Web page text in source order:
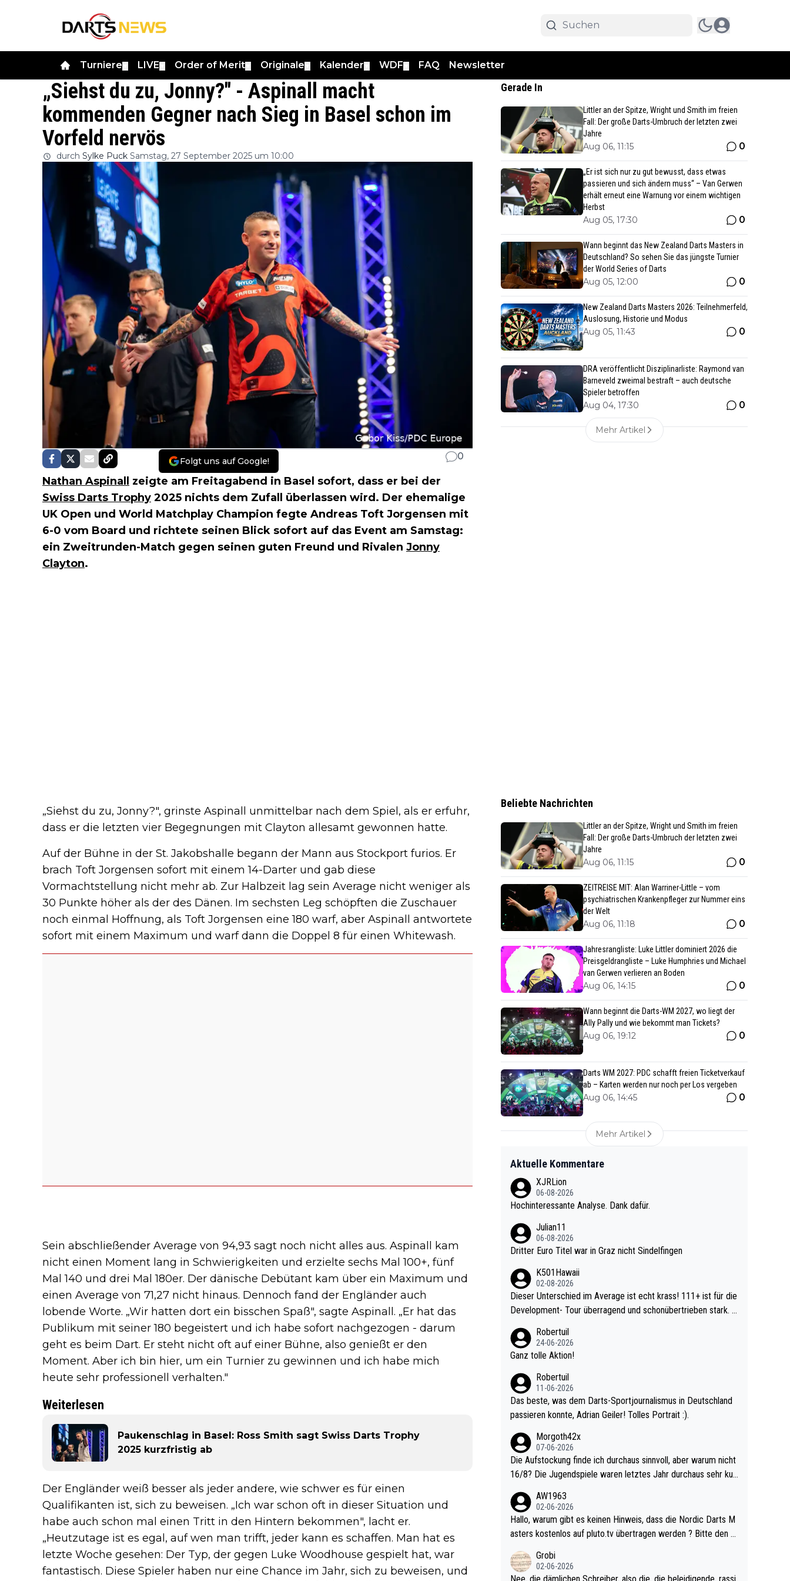
Turniere LIVE Order of Merit Originale Kalender WDF FAQ Newsletter
„Siehst du zu, Jonny?" - Aspinall macht
kommenden Gegner nach Sieg in Basel schon im
Vorfeld nervös
durch Sylke Puck Samstag, 27 September 2025 um 10:00
Folgt uns auf Google! 0
Nathan Aspinall
zeigte am Freitagabend in Basel sofort, dass er bei der
Swiss Darts Trophy 2025 nichts dem Zufall überlassen wird. Der ehemalige
UK Open und World Matchplay Champion fegte Andreas Toft Jorgensen mit
6-0 vom Board und richtete seinen Blick sofort auf das Event am Samstag:
ein Zweitrunden-Match gegen seinen guten Freund und Rivalen Jonny
Clayton.
„Siehst du zu, Jonny?", grinste Aspinall unmittelbar nach dem Spiel, als er erfuhr,
dass er die letzten vier Begegnungen mit Clayton allesamt gewonnen hatte.
Auf der Bühne in der St. Jakobshalle begann der Mann aus Stockport furios. Er
brach Toft Jorgensen sofort mit einem 14-Darter und gab diese
Vormachtstellung nicht mehr ab. Zur Halbzeit lag sein Average nicht weniger als
30 Punkte höher als der des Dänen. Im sechsten Leg schöpften die Zuschauer
noch einmal Hoffnung, als Toft Jorgensen eine 180 warf, aber Aspinall antwortete
sofort mit einem Maximum und warf dann die Doppel 8 für einen Whitewash.
Sein abschließender Average von 94,93 sagt noch nicht alles aus. Aspinall kam
nicht einen Moment lang in Schwierigkeiten und erzielte sechs Mal 100+, fünf
Mal 140 und drei Mal 180er. Der dänische Debütant kam über ein Maximum und
einen Average von 71,27 nicht hinaus. Dennoch fand der Engländer auch
lobende Worte. „Wir hatten dort ein bisschen Spaß", sagte Aspinall. „Er hat das
Publikum mit seiner 180 begeistert und ich habe sofort nachgezogen - darum
geht es beim Dart. Er steht nicht oft auf einer Bühne, also genießt er den
Moment. Aber ich bin hier, um ein Turnier zu gewinnen und ich habe mich
heute sehr professionell verhalten."
Weiterlesen
Paukenschlag in Basel: Ross Smith sagt Swiss Darts Trophy
2025 kurzfristig ab
Der Engländer weiß besser als jeder andere, wie schwer es für einen
Qualifikanten ist, sich zu beweisen. „Ich war schon oft in dieser Situation und
habe auch schon mal einen Tritt in den Hintern bekommen", lacht er.
„Heutzutage ist es egal, auf wen man trifft, jeder kann es schaffen. Man hat es
letzte Woche gesehen: Der Typ, der gegen Luke Woodhouse gespielt hat, war
fantastisch. Diese Spieler haben nur eine Chance im Jahr, sich zu beweisen, und
Gerade In
Littler an der Spitze, Wright und Smith im freien
Fall: Der große Darts-Umbruch der letzten zwei
Jahre
Aug 06, 11:15 0
„Er ist sich nur zu gut bewusst, dass etwas
passieren und sich ändern muss“ – Van Gerwen
erhält erneut eine Warnung vor einem wichtigen
Herbst
Aug 05, 17:30 0
Wann beginnt das New Zealand Darts Masters in
Deutschland? So sehen Sie das jüngste Turnier
der World Series of Darts
Aug 05, 12:00 0
New Zealand Darts Masters 2026: Teilnehmerfeld,
Auslosung, Historie und Modus
Aug 05, 11:43 0
DRA veröffentlicht Disziplinarliste: Raymond van
Barneveld zweimal bestraft – auch deutsche
Spieler betroffen
Aug 04, 17:30 0
Mehr Artikel
Beliebte Nachrichten
Littler an der Spitze, Wright und Smith im freien
Fall: Der große Darts-Umbruch der letzten zwei
Jahre
Aug 06, 11:15 0
ZEITREISE MIT: Alan Warriner-Little – vom
psychiatrischen Krankenpfleger zur Nummer eins
der Welt
Aug 06, 11:18 0
Jahresrangliste: Luke Littler dominiert 2026 die
Preisgeldrangliste – Luke Humphries und Michael
van Gerwen verlieren an Boden
Aug 06, 14:15 0
Wann beginnt die Darts-WM 2027, wo liegt der
Ally Pally und wie bekommt man Tickets?
Aug 06, 19:12 0
Darts WM 2027: PDC schafft freien Ticketverkauf
ab – Karten werden nur noch per Los vergeben
Aug 06, 14:45 0
Mehr Artikel
Aktuelle Kommentare
XJRLion
06-08-2026
Hochinteressante Analyse. Dank dafür.
Julian11
06-08-2026
Dritter Euro Titel war in Graz nicht Sindelfingen
K501Hawaii
02-08-2026
Dieser Unterschied im Average ist echt krass! 111+ ist für die
Development- Tour überragend und schonübertrieben stark. U
e mal 40+ erst recht. Da gewinnst keinen Blumentopf - ist ja n
och krasser wie ein Pokalspiel eines Kreisligisten vs einem Bu
Robertuil
24-06-2026
Ganz tolle Aktion!
Robertuil
11-06-2026
Das beste, was dem Darts-Sportjournalismus in Deutschland
passieren konnte, Adrian Geiler! Tolles Portrait :).
Morgoth42x
07-06-2026
Die Aufstockung finde ich durchaus sinnvoll, aber warum nicht
16/8? Die Jugendspiele waren letztes Jahr durchaus sehr kur
l. Allerdings ist Mitchell Lawrie als Nummer 1 der Welt eh quali
fiziert. Somit ändert die automatische Qualifikation des Weltm
eisters erstmal nichts. Ich denke sie wollen damit für nächste
d wohl wenig WDF Turniere spielen. Dies war bei Archie Self l
etztes Jahr der Fall. Er musste als amtierender Weltmeister d
AW1963
02-06-2026
Hallo, warum gibt es keinen Hinweis, dass die Nordic Darts M
asters kostenlos auf pluto.tv übertragen werden ? Bitte den A
Grobi
02-06-2026